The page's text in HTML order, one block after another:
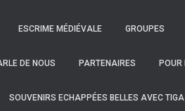
ESCRIME MÉDIÉVALE GROUPES
DE NOUS PARTENAIRES POUR
SOUVENIRS ECHAPPÉES BELLES AVEC TIGA